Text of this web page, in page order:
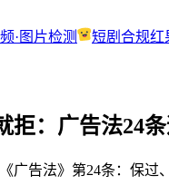
·图片检测 短剧合规红
拒：广告法24
广告法》第24条：保过